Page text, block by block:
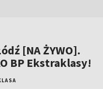
[NA ŻYWO].
BP Ekstraklasy!